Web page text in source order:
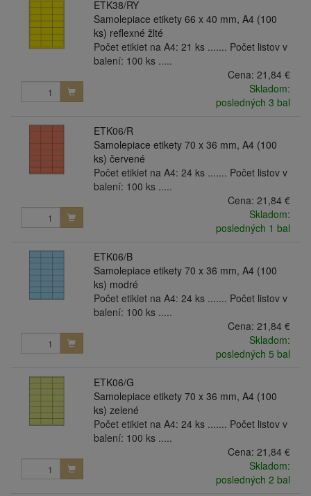
ETK38/RY
Samolepiace etikety 66 x 40 mm, A4 (100
ks) reflexné žlté
Počet etikiet na A4: 21 ks ....... Počet listov v
balení: 100 ks .....
Cena: 21,84 €
Skladom:
posledných 3 bal
ETK06/R
Samolepiace etikety 70 x 36 mm, A4 (100
ks) červené
Počet etikiet na A4: 24 ks ....... Počet listov v
balení: 100 ks .....
Cena: 21,84 €
Skladom:
posledných 1 bal
ETK06/B
Samolepiace etikety 70 x 36 mm, A4 (100
ks) modré
Počet etikiet na A4: 24 ks ....... Počet listov v
balení: 100 ks .....
Cena: 21,84 €
Skladom:
posledných 5 bal
ETK06/G
Samolepiace etikety 70 x 36 mm, A4 (100
ks) zelené
Počet etikiet na A4: 24 ks ....... Počet listov v
balení: 100 ks .....
Cena: 21,84 €
Skladom:
posledných 2 bal